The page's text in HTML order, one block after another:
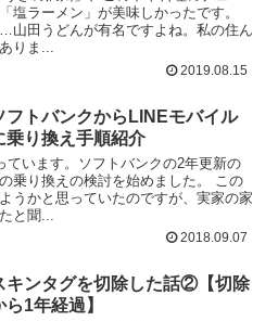
塩ラーメン」が美味しかったです。
山田うどんが有名ですよね。私の住ん
りま...
2019.08.15
フトバンクからLINEモバイル
乗り換え手順紹介
ています。ソフトバンクの2年更新の
乗り換えの検討を始めました。 この
うかと思っていたのですが、実家の家
と聞...
2018.09.07
キンタグを切除した話②【切除
ら1年経過】